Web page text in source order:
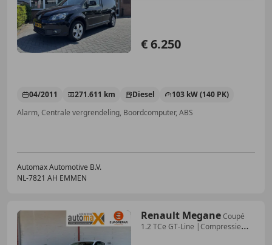
€ 6.250
04/2011 271.611 km Diesel
103 kW (140 PK)
Alarm, Centrale vergrendeling, Boordcomputer, ABS
Automax Automotive B.V.
NL-7821 AH EMMEN
Renault MeganeCoupé
1.2 TCe GT-Line |Compressie